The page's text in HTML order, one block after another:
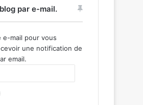
par e-mail.
e-mail pour vous
une notification de
email.